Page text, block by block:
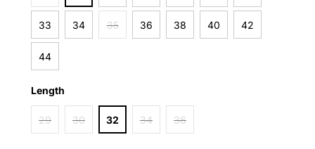
33 34 35 36 38 40 42
44
Length
29 30 32 34 36